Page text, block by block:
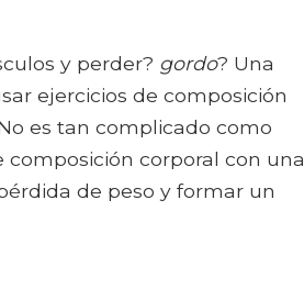
y perder? gordo? Una
ejercicios de composición
es tan complicado como
composición corporal con una
de peso y formar un